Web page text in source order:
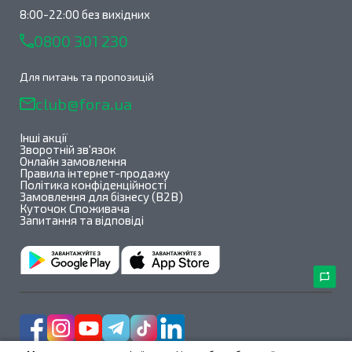
8:00-22:00 без вихідних
0800 301 230
Для питань та пропозицій
club@fora.ua
Інші акції
Зворотній зв'язок
Онлайн замовлення
Правила інтернет-продажу
Політика конфіденційності
Замовлення для бізнесу (B2B)
Куточок Споживача
Запитання та відповіді